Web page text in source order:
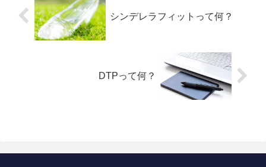
シンデレラフィットって何？
DTPって何？